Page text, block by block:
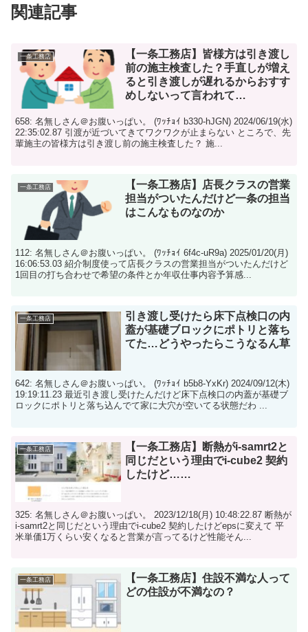
関連記事
一条工務店
【一条工務店】皆様方は引き渡し
前の施主検査した？手直しが増え
ると引き渡しが遅れるからおすす
めしないって言われて…
658: 名無しさん＠お腹いっぱい。 (ﾜｯﾁｮｲ b330-hJGN) 2024/06/19(水)
22:35:02.87 引渡が近づいてきてワクワクが止まらない ところで、先
輩施主の皆様方は引き渡し前の施主検査した？ 施...
一条工務店
【一条工務店】店長クラスの営業
担当がついたんだけど一条の担当
はこんなものなのか
112: 名無しさん＠お腹いっぱい。 (ﾜｯﾁｮｲ 6f4c-uR9a) 2025/01/20(月)
16:06:53.03 紹介制度使って店長クラスの営業担当がついたんだけど
1回目の打ち合わせで希望の条件とか年収仕事内容予算感...
一条工務店
引き渡し受けたら床下点検口の内
蓋が基礎ブロックにポトリと落ち
てた…どうやったらこうなるん草
642: 名無しさん＠お腹いっぱい。 (ﾜｯﾁｮｲ b5b8-YxKr) 2024/09/12(木)
19:19:11.23 最近引き渡し受けたんだけど床下点検口の内蓋が基礎ブ
ロックにポトリと落ち込んでて家に大穴が空いてる状態だわ ...
一条工務店
【一条工務店】断熱がi-samrt2と
同じだという理由でi-cube2 契約
したけど……
325: 名無しさん＠お腹いっぱい。 2023/12/18(月) 10:48:22.87 断熱が
i-samrt2と同じだという理由でi-cube2 契約したけどepsに変えて 平
米単価1万くらい安くなると営業が言ってるけど性能そん...
一条工務店
【一条工務店】住設不満な人って
どの住設が不満なの？